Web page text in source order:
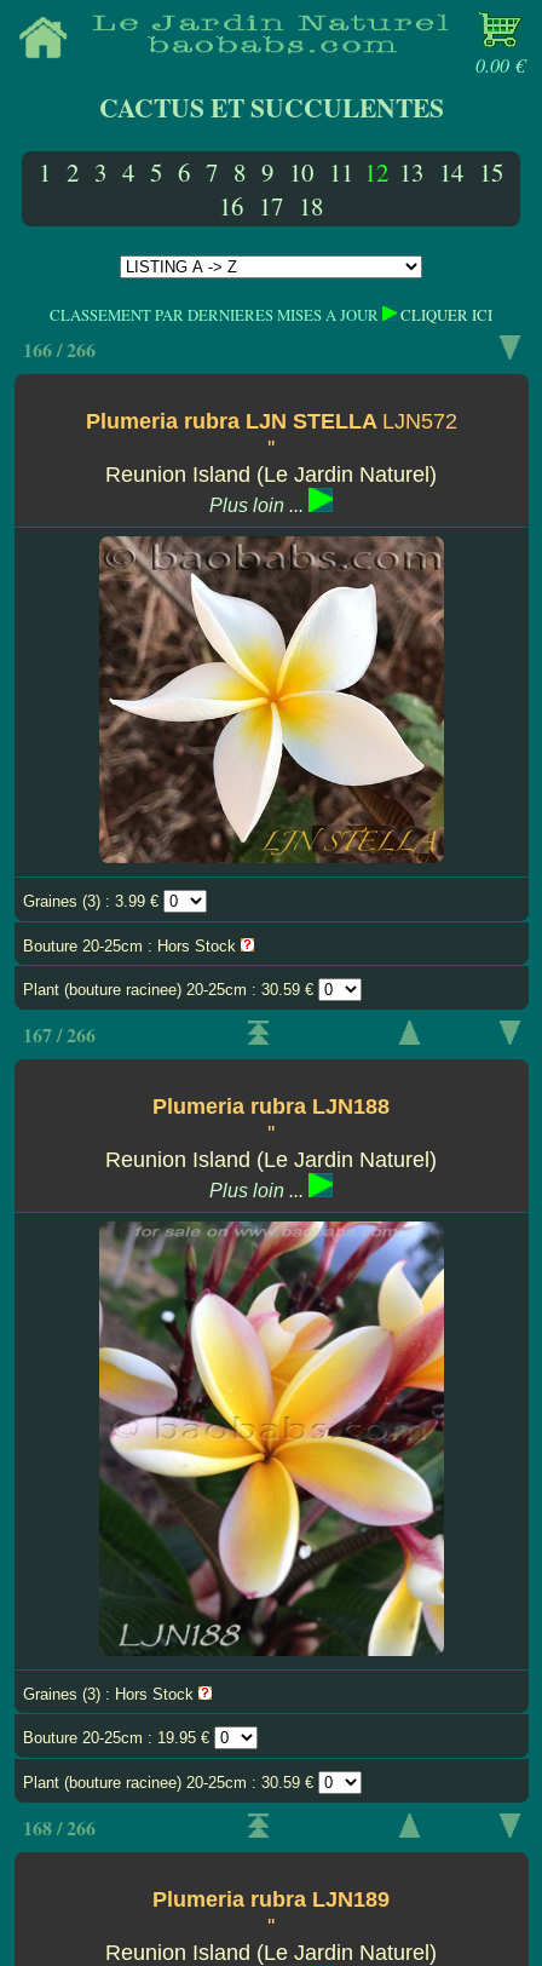
0.00 €
CACTUS ET SUCCULENTES
1 2 3 4 5 6 7 8 9 10 11 12 13 14 15
16 17 18
CLASSEMENT PAR DERNIERES MISES A JOUR CLIQUER ICI
166 / 266
Plumeria rubra LJN STELLA LJN572
''
Reunion Island (Le Jardin Naturel)
Plus loin ...
Graines (3) : 3.99 €
Bouture 20-25cm : Hors Stock
Plant (bouture racinee) 20-25cm : 30.59 €
167 / 266
Plumeria rubra LJN188
''
Reunion Island (Le Jardin Naturel)
Plus loin ...
Graines (3) : Hors Stock
Bouture 20-25cm : 19.95 €
Plant (bouture racinee) 20-25cm : 30.59 €
168 / 266
Plumeria rubra LJN189
''
Reunion Island (Le Jardin Naturel)